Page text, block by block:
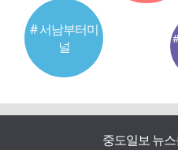
# 서남부터미
널
중도일보 뉴